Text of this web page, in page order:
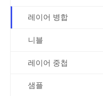
레이어 병합
니블
레이어 중첩
샘플